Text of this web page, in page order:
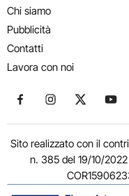
Chi siamo
Pubblicità
Contatti
Lavora con noi
Seguici su Facebook
Seguici su
Seguici
Sito realizzato con il
n. 385 del 19/10/